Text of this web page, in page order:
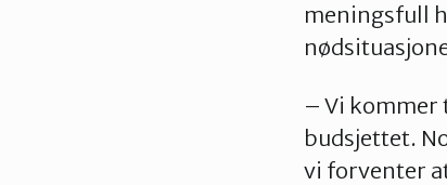
meningsfull
– Vi kommer
budsjettet.
vi forventer